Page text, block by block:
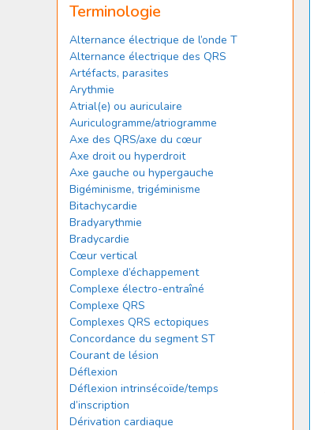
Terminologie
Alternance électrique de l’onde T
Alternance électrique des QRS
Artéfacts, parasites
Arythmie
Atrial(e) ou auriculaire
Auriculogramme/atriogramme
Axe des QRS/axe du cœur
Axe droit ou hyperdroit
Axe gauche ou hypergauche
Bigéminisme, trigéminisme
Bitachycardie
Bradyarythmie
Bradycardie
Cœur vertical
Complexe d’échappement
Complexe électro-entraîné
Complexe QRS
Complexes QRS ectopiques
Concordance du segment ST
Courant de lésion
Déflexion
Déflexion intrinsécoïde/temps
d’inscription
Dérivation cardiaque